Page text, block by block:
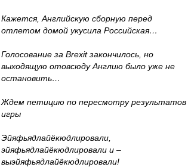
Кажется, Английскую сборную перед
отлетом домой укусила Российская…
Голосование за Brexit закончилось, но
выходящую отовсюду Англию было уже не
остановить…
Ждем петицию по пересмотру результатов
игры
Эйяфьядлайёкюдлировали,
эйяфьядлайёкюдлировали и –
выэйяфьядлайёкюдлировали!